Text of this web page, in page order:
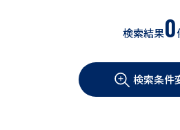
大学・短大の資料種類から請求
学
検索結果0
検索条件